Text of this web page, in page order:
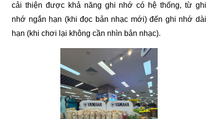
cải thiện được khả năng ghi nhớ có hệ thống, từ ghi
nhớ ngắn hạn (khi đọc bản nhạc mới) đến ghi nhớ dài
hạn (khi chơi lại không cần nhìn bản nhạc).